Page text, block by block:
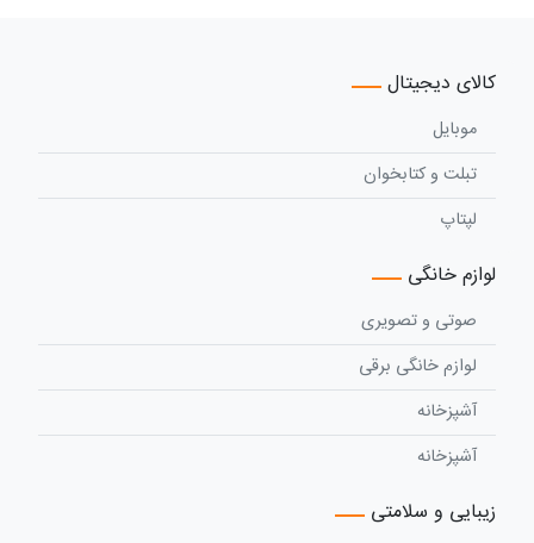
کالای دیجیتال
موبایل
تبلت و کتابخوان
لپتاپ
لوازم خانگی
صوتی و تصویری
لوازم خانگی برقی
آشپزخانه
آشپزخانه
زیبایی و سلامتی